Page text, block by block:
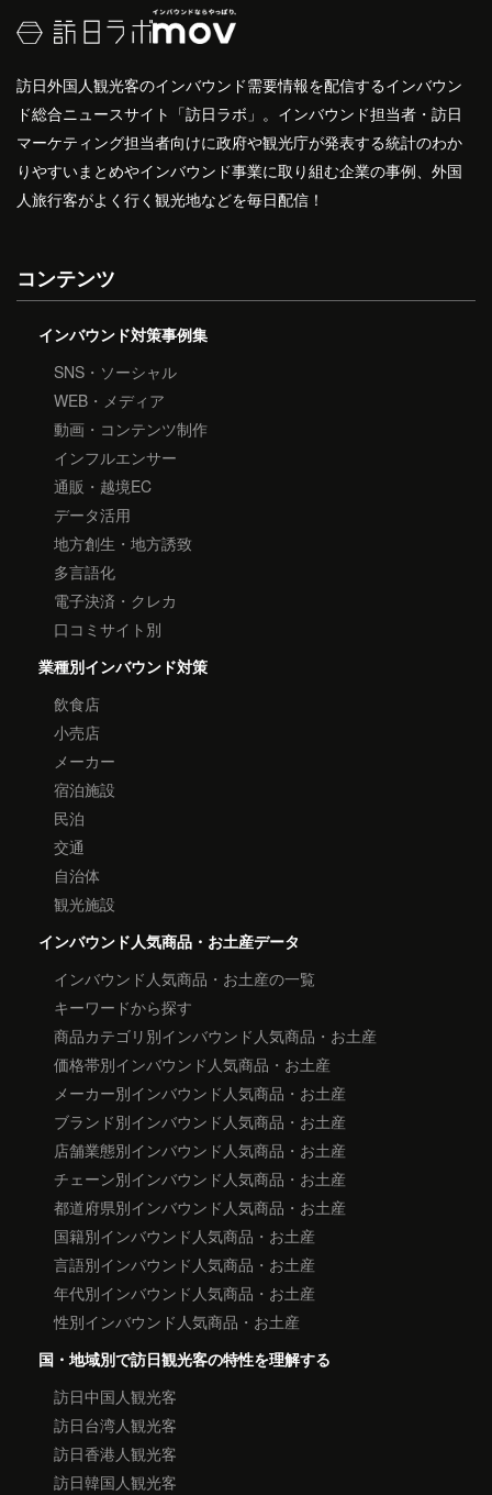
訪日外国人観光客のインバウンド需要情報を配信するインバウン
ド総合ニュースサイト「訪日ラボ」。インバウンド担当者・訪日
マーケティング担当者向けに政府や観光庁が発表する統計のわか
りやすいまとめやインバウンド事業に取り組む企業の事例、外国
人旅行客がよく行く観光地などを毎日配信！
コンテンツ
インバウンド対策事例集
SNS・ソーシャル
WEB・メディア
動画・コンテンツ制作
インフルエンサー
通販・越境EC
データ活用
地方創生・地方誘致
多言語化
電子決済・クレカ
口コミサイト別
業種別インバウンド対策
飲食店
小売店
メーカー
宿泊施設
民泊
交通
自治体
観光施設
インバウンド人気商品・お土産データ
インバウンド人気商品・お土産の一覧
キーワードから探す
商品カテゴリ別インバウンド人気商品・お土産
価格帯別インバウンド人気商品・お土産
メーカー別インバウンド人気商品・お土産
ブランド別インバウンド人気商品・お土産
店舗業態別インバウンド人気商品・お土産
チェーン別インバウンド人気商品・お土産
都道府県別インバウンド人気商品・お土産
国籍別インバウンド人気商品・お土産
言語別インバウンド人気商品・お土産
年代別インバウンド人気商品・お土産
性別インバウンド人気商品・お土産
国・地域別で訪日観光客の特性を理解する
訪日中国人観光客
訪日台湾人観光客
訪日香港人観光客
訪日韓国人観光客